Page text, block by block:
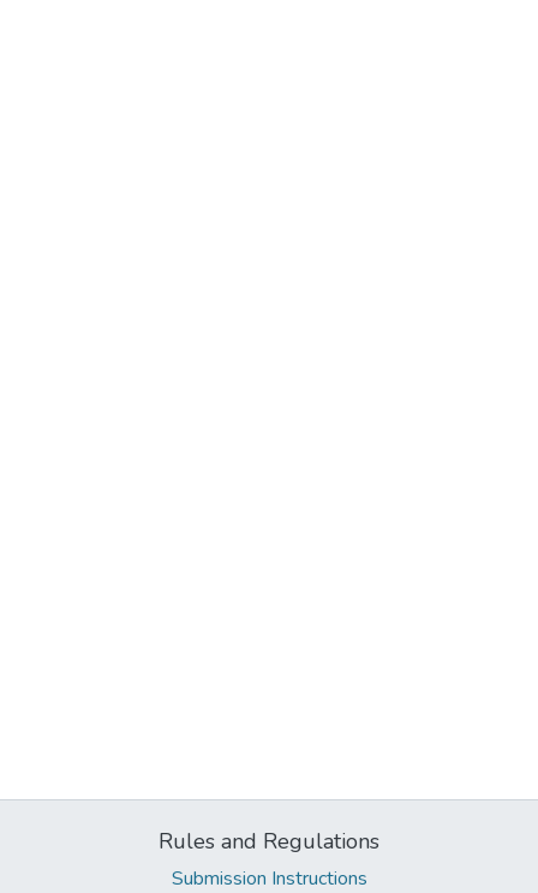
Rules and Regulations
Submission Instructions